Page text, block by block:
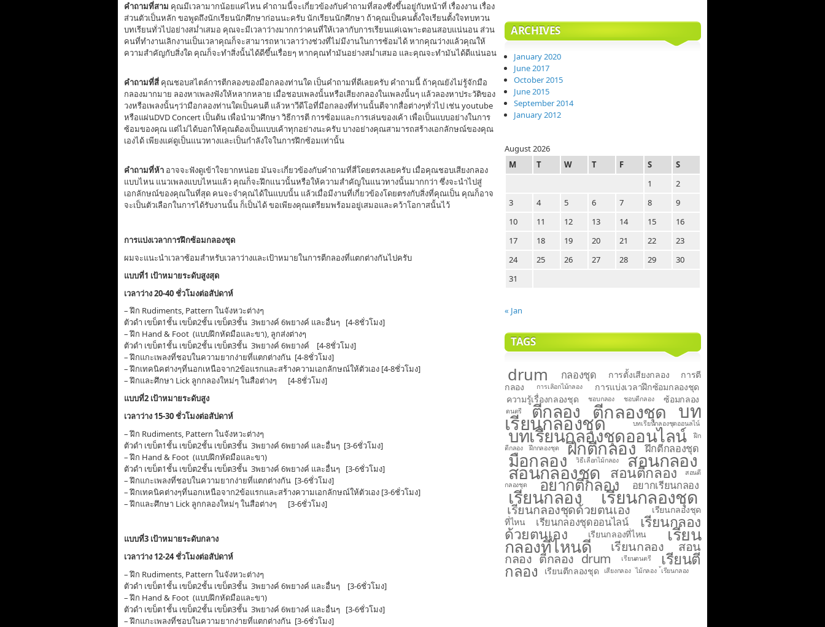
คำถามที่สาม คุณมีเวลามากน้อยแค่ไหน คำถามนี้จะเกี่ยวข้องกับคำถามที่สองซึ่งขึ้นอยู่กับหน้าที่ เรื่องงาน เรื่อง
ส่วนตัวเป็นหลัก ขอพูดถึงนักเรียนนักศึกษาก่อนนะครับ นักเรียนนักศึกษา ถ้าคุณเป็นคนตั้งใจเรียนตั้งใจทบทวน
บทเรียนทั่วไปอย่างสม่ำเสมอ คุณจะมีเวลาว่างมากกว่าคนที่ให้เวลากับการเรียนแค่เฉพาะตอนสอบแน่นอน ส่วน
คนที่ทำงานเลิกงานเป็นเวลาคุณก็จะสามารถหาเวลาว่างช่วงที่ไม่มีงานในการซ้อมได้ หากคุณว่างแล้วคุณให้
ความสำคัญกับสิ่งใด คุณก็จะทำสิ่งนั้นได้ดีขึ้นเรื่อยๆ หากคุณทำมันอย่างสม่ำเสมอ และคุณจะทำมันได้ดีแน่นอน
คำถามที่สี่คุณชอบสไตล์การตีกลองของมือกลองท่านใด เป็นคำถามที่ดีเลยครับ คำถามนี้ ถ้าคุณยังไม่รู้จักมือ
กลองมากมาย ลองหาเพลงฟังให้หลากหลาย เมื่อชอบเพลงนั้นหรือเสียงกลองในเพลงนั้นๆ แล้วลองหาประวัติของ
วงหรือเพลงนั้นๆว่ามือกลองท่านใดเป็นคนตี แล้วหาวีดีโอที่มือกลองที่ท่านนั้นตีจากสื่อต่างๆทั่วไป เช่น youtube
หรือแผ่นDVD Concert เป็นต้น เพื่อนำมาศึกษา วิธีการตี การซ้อมและการเล่นของเค้า เพื่อเป็นแบบอย่างในการ
ซ้อมของคุณ แต่ไม่ได้บอกให้คุณต้องเป็นแบบเค้าทุกอย่างนะครับ บางอย่างคุณสามารถสร้างเอกลักษณ์ของคุณ
เองได้ เพียงแค่ดูเป็นแนวทางและเป็นกำลังใจในการฝึกซ้อมเท่านั้น
คำถามที่ห้า อาจจะฟังดูเข้าใจยากหน่อย มันจะเกี่ยวข้องกับคำถามที่สี่โดยตรงเลยครับ เมื่อคุณชอบเสียงกลอง
แบบไหน แนวเพลงแบบไหนแล้ว คุณก็จะฝึกเเนวนั้นหรือให้ความสำคัญในแนวทางนั้นมากกว่า ซึ่งจะนำไปสู่
เอกลักษณ์ของคุณในที่สุด คนจะจำคุณได้ในแบบนั้น แล้วเมื่อมีงานที่เกี่ยวข้องโดยตรงกับสิ่งที่คุณเป็น คุณก็อาจ
จะเป็นตัวเลือกในการได้รับงานนั้น ก็เป็นได้ ขอเพียงคุณเตรียมพร้อมอยู่เสมอและคว้าโอกาสนั้นไว้
การแบ่งเวลาการฝึกซ้อมกลองชุด
ผมจะแนะนำเวลาซ้อมสำหรับเวลาว่างและเป้าหมายในการตีกลองที่แตกต่างกันไปครับ
แบบที่1 เป้าหมายระดับสูงสุด
เวลาว่าง 20-40 ชั่วโมงต่อสัปดาห์
– ฝึก Rudiments, Pattern ในจังหวะต่างๆ
ตัวดำ เขบ็ต1ชั้น เขบ็ต2ชั้น เขบ็ต3ชั้น 3พยางค์ 6พยางค์ และอื่นๆ [4-8ชั่วโมง]
– ฝึก Hand & Foot (แบบฝึกหัดมือและขา), ลูกส่งต่างๆ
ตัวดำ เขบ็ต1ชั้น เขบ็ต2ชั้น เขบ็ต3ชั้น 3พยางค์ 6พยางค์ [4-8ชั่วโมง]
– ฝึกแกะเพลงที่ชอบในความยากง่ายที่แตกต่างกัน [4-8ชั่วโมง]
– ฝึกเทคนิคต่างๆที่นอกเหนือจาก2ข้อแรกและสร้างความเอกลักษณ์ให้ตัวเอง [4-8ชั่วโมง]
– ฝึกและศึกษา Lick ลูกกลองใหม่ๆ ในสือต่างๆ [4-8ชั่วโมง]
แบบที่2 เป้าหมายระดับสูง
เวลาว่าง 15-30 ชั่วโมงต่อสัปดาห์
– ฝึก Rudiments, Pattern ในจังหวะต่างๆ
ตัวดำ เขบ็ต1ชั้น เขบ็ต2ชั้น เขบ็ต3ชั้น 3พยางค์ 6พยางค์ และอื่นๆ [3-6ชั่วโมง]
– ฝึก Hand & Foot (แบบฝึกหัดมือและขา)
ตัวดำ เขบ็ต1ชั้น เขบ็ต2ชั้น เขบ็ต3ชั้น 3พยางค์ 6พยางค์ และอื่นๆ [3-6ชั่วโมง]
– ฝึกแกะเพลงที่ชอบในความยากง่ายที่แตกต่างกัน [3-6ชั่วโมง]
– ฝึกเทคนิคต่างๆที่นอกเหนือจาก2ข้อแรกและสร้างความเอกลักษณ์ให้ตัวเอง [3-6ชั่วโมง]
– ฝึกและศึกษา Lick ลูกกลองใหม่ๆ ในสือต่างๆ [3-6ชั่วโมง]
แบบที่3 เป้าหมายระดับกลาง
เวลาว่าง 12-24 ชั่วโมงต่อสัปดาห์
– ฝึก Rudiments, Pattern ในจังหวะต่างๆ
ตัวดำ เขบ็ต1ชั้น เขบ็ต2ชั้น เขบ็ต3ชั้น 3พยางค์ 6พยางค์ และอื่นๆ [3-6ชั่วโมง]
– ฝึก Hand & Foot (แบบฝึกหัดมือและขา)
ตัวดำ เขบ็ต1ชั้น เขบ็ต2ชั้น เขบ็ต3ชั้น 3พยางค์ 6พยางค์ และอื่นๆ [3-6ชั่วโมง]
– ฝึกแกะเพลงที่ชอบในความยากง่ายที่แตกต่างกัน [3-6ชั่วโมง]
ARCHIVES
January 2020
June 2017
October 2015
June 2015
September 2014
January 2012
August 2026
M
T W T F S
S
1
2
3
4 5 6 7 8
9
10
11 12 13 14 15
16
17
18 19 20 21 22
23
24
25 26 27 28 29
30
31
« Jan
TAGS
drum กลองชุด การตั้งเสียงกลอง
การตี
กลอง
การเลิอกไม้กลอง
การแบ่งเวลาฝึกซ้อมกลองชุด
ความรู้เรื่องกลองชุด
ชอบกลอง ชอบตีกลอง ซ้อมกลอง
ดนตรี ตีกลอง ตีกลองชุด บท
เรียนกลองชุด บทเรียนกลองชุดออนลไน์
บทเรียนกลองชุดออนไลน์
ฝีก
ตีกลอง
ฝึกกลองชุด ฝึกตีกลอง ฝึกตีกลองชุด
มือกลอง วิธีเลือกไม้กลอง สอนกลอง
สอนกลองชุด สอนตีกลอง
สอนตี
กลองชุด
อยากตีกลอง อยากเรียนกลอง
เรียนกลอง เรียนกลองชุด
เรียนกลองชุดด้วยตนเอง
เรียนกลองชุด
ที่ไหน
เรียนกลองชุดออนไลน์ เรียนกลอง
ด้วยตนเอง เรียนกลองที่ไหน เรียน
กลองที่ไหนดี เรียนกลอง สอน
กลอง ตีกลอง drum เรียนดนตรี เรียนตี
กลอง เรียนตีกลองชุด เสียงกลอง ไม้กลอง ้เรียนกลอง